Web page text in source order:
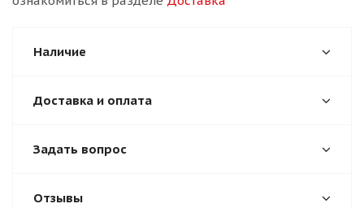
Наличие
Доставка и оплата
Задать вопрос
Отзывы